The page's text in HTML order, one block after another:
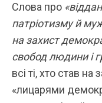
Слова про
патріотизму й
на захист
свобод людини і
всі ті, хто став на
«лицарями